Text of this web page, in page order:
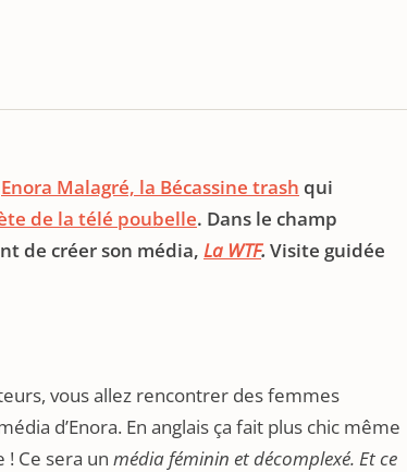
Enora Malagré, la Bécassine trash qui
de la télé poubelle. Dans le champ
de créer son média, La WTF. Visite guidée
vous allez rencontrer des femmes
d’Enora. En anglais ça fait plus chic même
! Ce sera un média féminin etdécomplexé. Et ce